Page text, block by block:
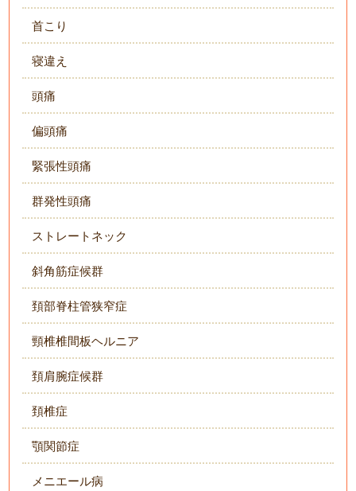
首こり
寝違え
頭痛
偏頭痛
緊張性頭痛
群発性頭痛
ストレートネック
斜角筋症候群
頚部脊柱管狭窄症
頸椎椎間板ヘルニア
頚肩腕症候群
頚椎症
顎関節症
メニエール病